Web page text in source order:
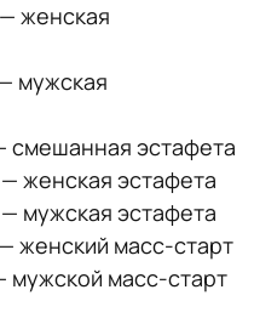
женская
мужская
смешанная эстафета
женская эстафета
мужская эстафета
женский масс-старт
мужской масс-старт